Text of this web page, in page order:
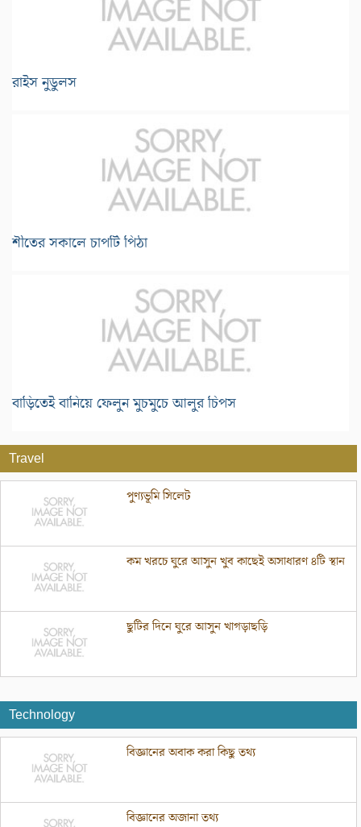
রাইস নুডুলস
শীতের সকালে চাপটি পিঠা
বাড়িতেই বানিয়ে ফেলুন মুচমুচে আলুর চিপস
Travel
পুণ্যভূমি সিলেট
কম খরচে ঘুরে আসুন খুব কাছেই অসাধারণ ৪টি স্থান
ছুটির দিনে ঘুরে আসুন খাগড়াছড়ি
Technology
বিজ্ঞানের অবাক করা কিছু তথ্য
বিজ্ঞানের অজানা তথ্য